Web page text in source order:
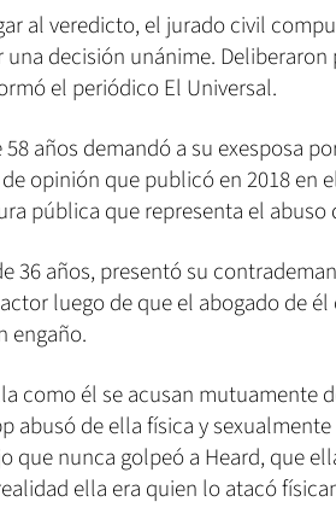
al veredicto, el jurado civil
una decisión unánime.
el periódico El Universal.
58 años demandó a su exesposa
opinión que publicó en 2018 en
pública que representa el abuso
36 años, presentó su
luego de que el abogado de
engaño.
como él se acusan mutuamente
abusó de ella física y
que nunca golpeó a Heard, que
ella era quien lo atacó